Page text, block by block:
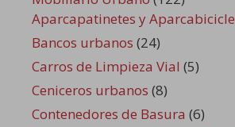
Aparcapatinetes y
Bancos urbanos (24)
Carros de Limpieza Vial (5)
Ceniceros urbanos (8)
Contenedores de Basura (6)